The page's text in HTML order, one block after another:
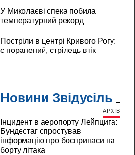
У Миколаєві спека побила
температурний рекорд
Постріли в центрі Кривого Рогу:
є поранений, стрілець втік
Новини Звідусіль
АРХІВ
Інцидент в аеропорту Лейпцига:
Бундестаг спростував
інформацію про боєприпаси на
борту літака